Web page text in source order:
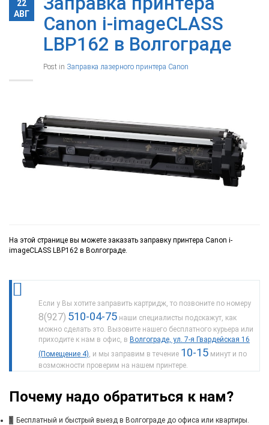
22
АВГ
Canon i-imageCLASS
LBP162 в Волгограде
Post in Заправка лазерного принтера Canon
На этой странице вы можете заказать заправку принтера Canon i-
imageCLASS LBP162 в Волгограде.
Если у Вы хотите заправить картридж, то позвоните по номеру
8(927) 510-04-75 наши специалисты подскажут, как
можно сделать это. Вызовите нашего бесплатного курьера или
приходите к нам в офис, в Волгограде, ул. 7-я Гвардейская 16
(Помещение 4) , и мы заправим в течение 10-15 минут и по
возможности проверим на нашем принтере.
Почему надо обратиться к нам?
1 Бесплатный и быстрый выезд в Волгограде до офиса или квартиры.